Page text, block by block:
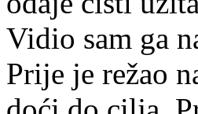
Vidio sam ga
Prije je režao